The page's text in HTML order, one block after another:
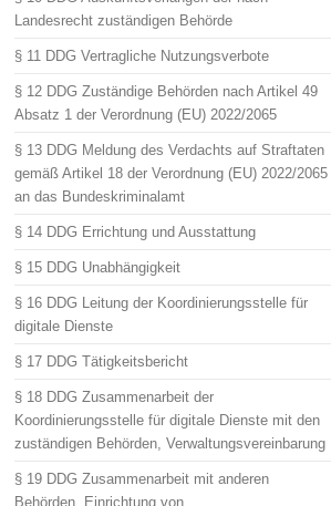
Landesrecht zuständigen Behörde
§ 11 DDG Vertragliche Nutzungsverbote
§ 12 DDG Zuständige Behörden nach Artikel 49
Absatz 1 der Verordnung (EU) 2022/2065
§ 13 DDG Meldung des Verdachts auf Straftaten
gemäß Artikel 18 der Verordnung (EU) 2022/2065
an das Bundeskriminalamt
§ 14 DDG Errichtung und Ausstattung
§ 15 DDG Unabhängigkeit
§ 16 DDG Leitung der Koordinierungsstelle für
digitale Dienste
§ 17 DDG Tätigkeitsbericht
§ 18 DDG Zusammenarbeit der
Koordinierungsstelle für digitale Dienste mit den
zuständigen Behörden, Verwaltungsvereinbarung
§ 19 DDG Zusammenarbeit mit anderen
Behörden, Einrichtung von